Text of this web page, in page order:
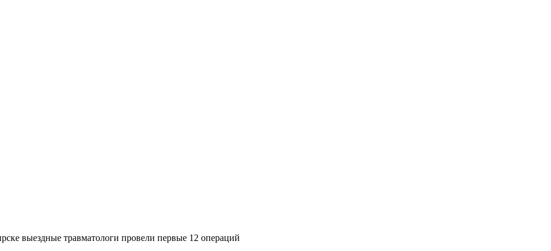
выездные травматологи провели первые 12 операций